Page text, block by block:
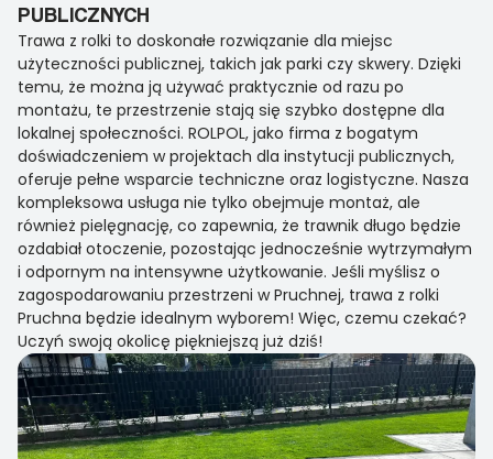
PUBLICZNYCH
Trawa z rolki to doskonałe rozwiązanie dla miejsc
użyteczności publicznej, takich jak parki czy skwery. Dzięki
temu, że można ją używać praktycznie od razu po
montażu, te przestrzenie stają się szybko dostępne dla
lokalnej społeczności. ROLPOL, jako firma z bogatym
doświadczeniem w projektach dla instytucji publicznych,
oferuje pełne wsparcie techniczne oraz logistyczne. Nasza
kompleksowa usługa nie tylko obejmuje montaż, ale
również pielęgnację, co zapewnia, że trawnik długo będzie
ozdabiał otoczenie, pozostając jednocześnie wytrzymałym
i odpornym na intensywne użytkowanie. Jeśli myślisz o
zagospodarowaniu przestrzeni w Pruchnej, trawa z rolki
Pruchna będzie idealnym wyborem! Więc, czemu czekać?
Uczyń swoją okolicę piękniejszą już dziś!